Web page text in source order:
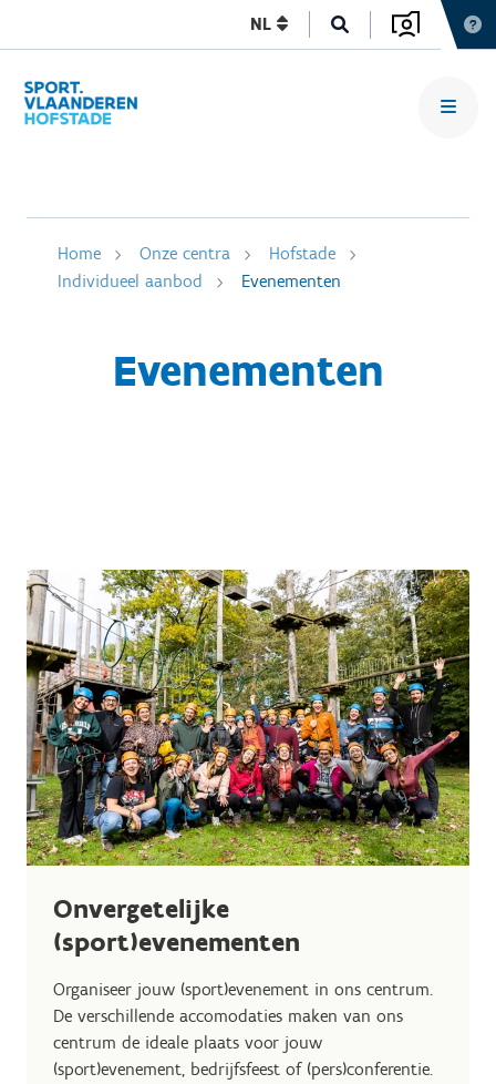
NL
Home Onze centra
Hofstade
Individueel aanbod
Evenementen
Evenementen
Onvergetelijke
(sport)evenementen
Organiseer jouw (sport)evenement in ons centrum.
De verschillende accomodaties maken van ons
centrum de ideale plaats voor jouw
(sport)evenement, bedrijfsfeest of (pers)conferentie.